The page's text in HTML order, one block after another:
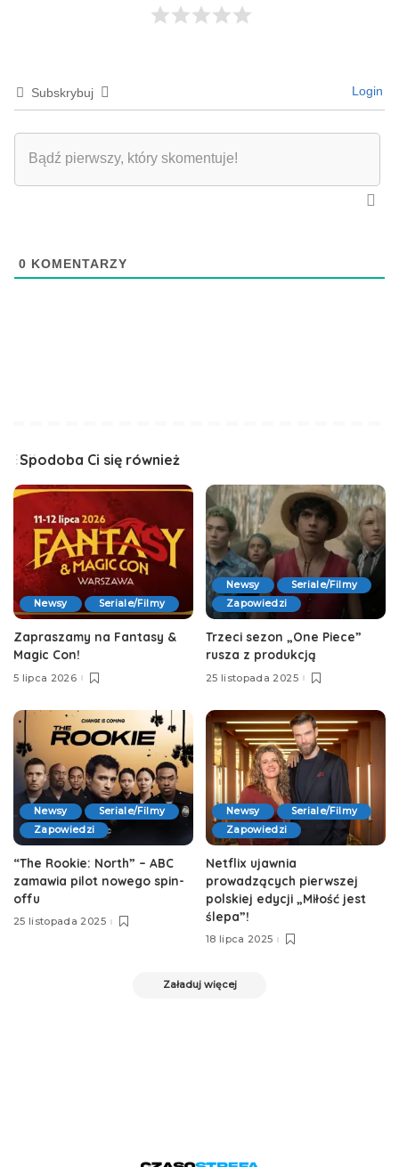
Subskrybuj Login
0 KOMENTARZY
Spodoba Ci się również
Newsy Seriale/Filmy
Zapraszamy na Fantasy &
Magic Con!
5 lipca 2026
Newsy
Seriale/Filmy
Zapowiedzi
Trzeci sezon „One Piece”
rusza z produkcją
25 listopada 2025
Newsy
Seriale/Filmy
Zapowiedzi
“The Rookie: North” – ABC
zamawia pilot nowego spin-
offu
25 listopada 2025
Newsy
Seriale/Filmy
Zapowiedzi
Netflix ujawnia
prowadzących pierwszej
polskiej edycji „Miłość jest
ślepa”!
18 lipca 2025
Załaduj więcej